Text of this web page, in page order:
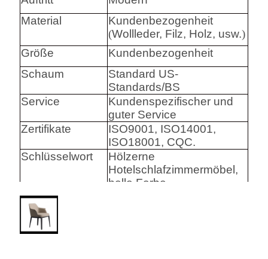
Material
Kundenbezogenheit
(Wollleder, Filz, Holz, usw.)
Größe
Kundenbezogenheit
Schaum
Standard US-
Standards/BS
Service
Kundenspezifischer und
guter Service
Zertifikate
ISO9001, ISO14001,
ISO18001, CQC.
Schlüsselwort
Hölzerne
Hotelschlafzimmermöbel,
helle Farbe
Harware